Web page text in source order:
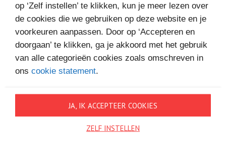
op ‘Zelf instellen’ te klikken, kun je meer lezen over
de cookies die we gebruiken op deze website en je
voorkeuren aanpassen. Door op ‘Accepteren en
doorgaan’ te klikken, ga je akkoord met het gebruik
van alle categorieën cookies zoals omschreven in
ons cookie statement.
JA, IK ACCEPTEER COOKIES
ZELF INSTELLEN
€12,99 Bestel bij